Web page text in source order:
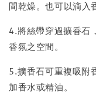
間乾燥。也可以滴入
4.將絲帶穿過擴香石
香氛之空間。
5.擴香石可重複吸附
加香水或精油。